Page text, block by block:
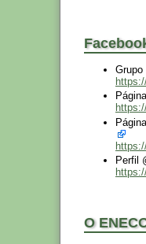
Grupo
Perfil
O